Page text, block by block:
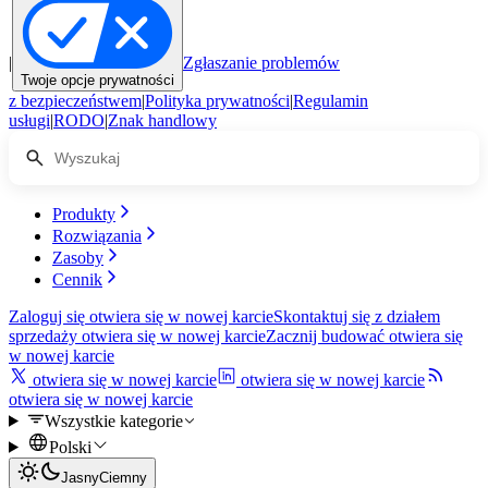
|
Twoje opcje prywatności
Zgłaszanie problemów
z bezpieczeństwem|Polityka prywatności|Regulamin
usługi|RODO|Znak handlowy
Produkty
Rozwiązania
Zasoby
Cennik
Zaloguj się otwiera się w nowej karcieSkontaktuj się z działem
sprzedaży otwiera się w nowej karcieZacznij budować otwiera się
w nowej karcie
otwiera się w nowej karcie
otwiera się w nowej karcie
otwiera się w nowej karcie
Wszystkie kategorie
Polski
JasnyCiemny